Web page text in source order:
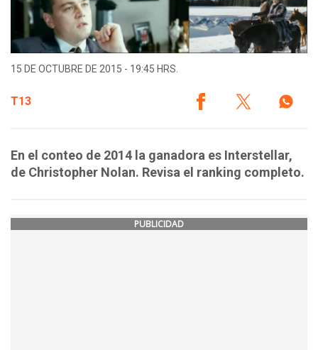
15 DE OCTUBRE DE 2015 - 19:45 HRS.
T13
En el conteo de 2014 la ganadora es Interstellar,
de Christopher Nolan. Revisa el ranking completo.
PUBLICIDAD